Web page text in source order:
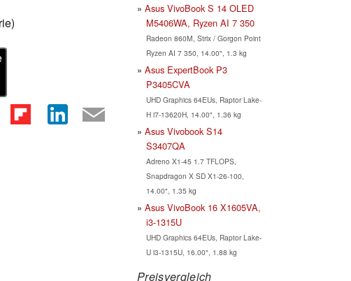
Asus VivoBook S 14 OLED
M5406WA, Ryzen AI 7 350
Radeon 860M, Strix / Gorgon Point
Ryzen AI 7 350, 14.00", 1.3 kg
Asus ExpertBook P3
P3405CVA
UHD Graphics 64EUs, Raptor Lake-
H i7-13620H, 14.00", 1.36 kg
Asus Vivobook S14
S3407QA
Adreno X1-45 1.7 TFLOPS,
Snapdragon X SD X1-26-100,
14.00", 1.35 kg
Asus VivoBook 16 X1605VA,
i3-1315U
UHD Graphics 64EUs, Raptor Lake-
U i3-1315U, 16.00", 1.88 kg
Preisvergleich